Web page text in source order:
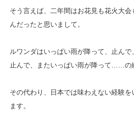
そう言えば、二年間はお花見も花火大
んだったと思いまして。
ルワンダはいっぱい雨が降って、止んで
止んで、またいっぱい雨が降って……の
その代わり、日本では味わえない経験を
ます。